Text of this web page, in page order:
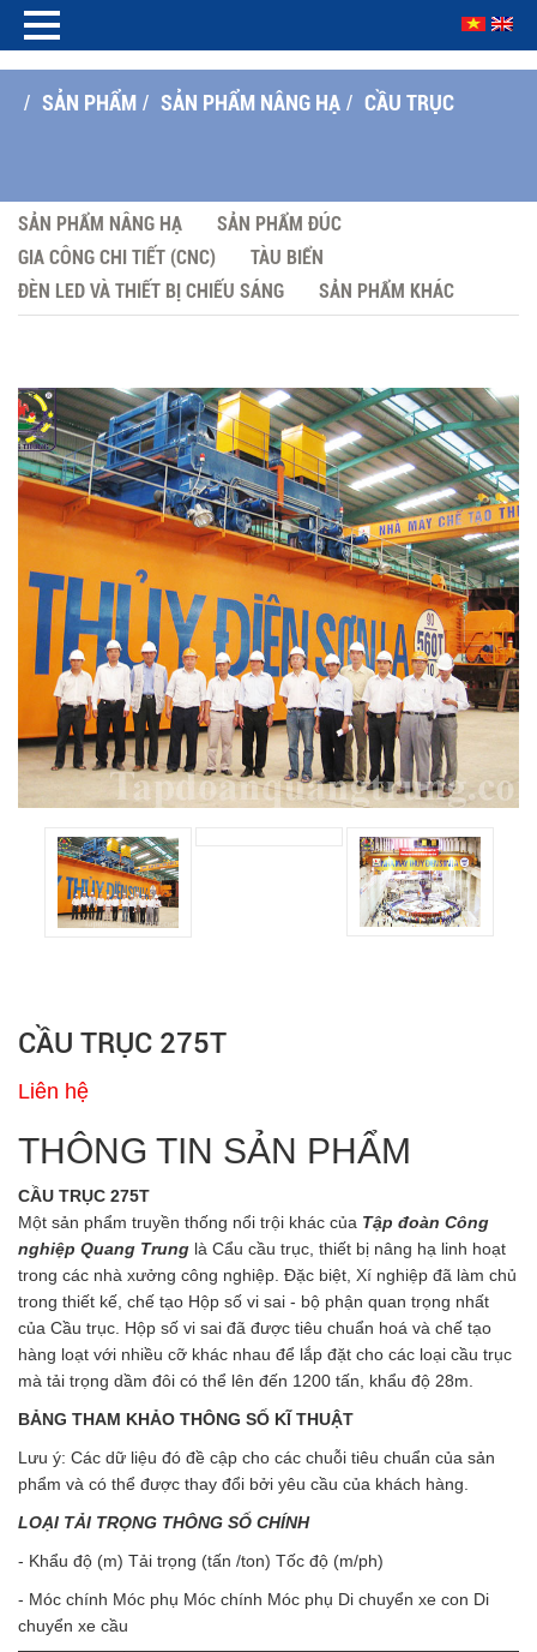
/ SẢN PHẨM / SẢN PHẨM NÂNG HẠ / CẦU TRỤC
SẢN PHẨM NÂNG HẠ
SẢN PHẨM ĐÚC
GIA CÔNG CHI TIẾT (CNC)
TÀU BIỂN
ĐÈN LED VÀ THIẾT BỊ CHIẾU SÁNG
SẢN PHẨM KHÁC
CẦU TRỤC 275T
Liên hệ
THÔNG TIN SẢN PHẨM
CẦU TRỤC 275T
Một sản phẩm truyền thống nổi trội khác của Tập đoàn Công
nghiệp Quang Trung là Cẩu cầu trục, thiết bị nâng hạ linh hoạt
trong các nhà xưởng công nghiệp. Đặc biệt, Xí nghiệp đã làm chủ
trong thiết kế, chế tạo Hộp số vi sai - bộ phận quan trọng nhất
của Cầu trục. Hộp số vi sai đã được tiêu chuẩn hoá và chế tạo
hàng loạt với nhiều cỡ khác nhau để lắp đặt cho các loại cầu trục
mà tải trọng dầm đôi có thể lên đến 1200 tấn, khẩu độ 28m.
BẢNG THAM KHẢO THÔNG SỐ KĨ THUẬT
Lưu ý: Các dữ liệu đó đề cập cho các chuỗi tiêu chuẩn của sản
phẩm và có thể được thay đổi bởi yêu cầu của khách hàng.
LOẠI TẢI TRỌNG THÔNG SỐ CHÍNH
- Khẩu độ (m) Tải trọng (tấn /ton) Tốc độ (m/ph)
- Móc chính Móc phụ Móc chính Móc phụ Di chuyển xe con Di
chuyển xe cầu